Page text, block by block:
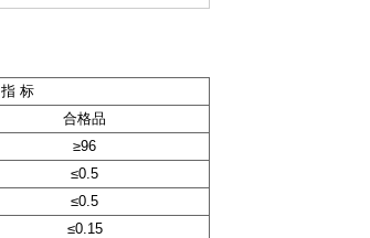
指 标
合格品
≥96
≤0.5
≤0.5
≤0.15